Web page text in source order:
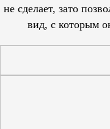
не сделает, зато
вид, с которым